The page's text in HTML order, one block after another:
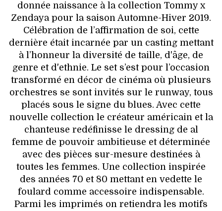
donnée naissance à la collection Tommy x
Zendaya pour la saison Automne-Hiver 2019.
Célébration de l’affirmation de soi, cette
dernière était incarnée par un casting mettant
à l’honneur la diversité de taille, d'âge, de
genre et d'ethnie. Le set s’est pour l’occasion
transformé en décor de cinéma où plusieurs
orchestres se sont invités sur le runway, tous
placés sous le signe du blues. Avec cette
nouvelle collection le créateur américain et la
chanteuse redéfinisse le dressing de al
femme de pouvoir ambitieuse et déterminée
avec des pièces sur-mesure destinées à
toutes les femmes. Une collection inspirée
des années 70 et 80 mettant en vedette le
foulard comme accessoire indispensable.
Parmi les imprimés on retiendra les motifs